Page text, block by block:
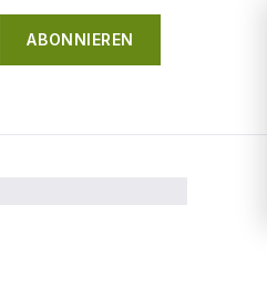
ABONNIEREN